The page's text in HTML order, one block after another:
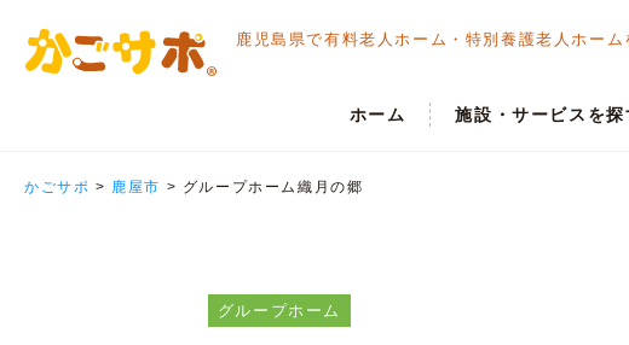
鹿児島県で有料老人ホーム・ 特別養護老人ホーム
ホーム 施設・サービスを探
かごサポ > 鹿屋市 > グループホーム織月の郷
グループホーム